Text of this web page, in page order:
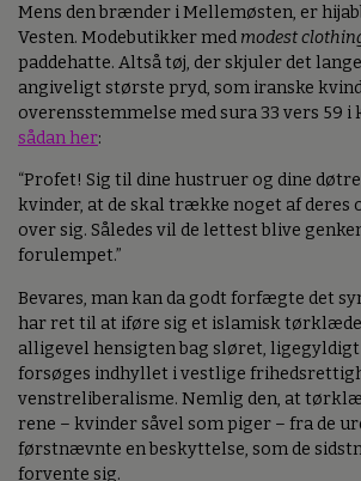
Mens den brænder i Mellemøsten, er
Vesten. Modebutikker med modest
paddehatte. Altså tøj, der skjuler det
angiveligt største pryd, som iranske
overensstemmelse med sura 33 vers 59 i
sådan her:
“Profet! Sig til dine hustruer og dine
kvinder, at de skal trække noget af
over sig. Således vil de lettest blive
forulempet.”
Bevares, man kan da godt forfægte det
har ret til at iføre sig et islamisk
alligevel hensigten bag sløret,
forsøges indhyllet i vestlige
venstreliberalisme. Nemlig den, at
rene – kvinder såvel som piger – fra de
førstnævnte en beskyttelse, som de
forvente sig.